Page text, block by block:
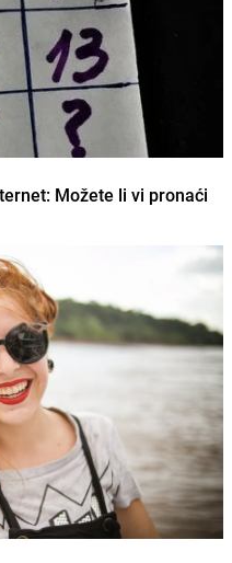
Možete li vi pronaći